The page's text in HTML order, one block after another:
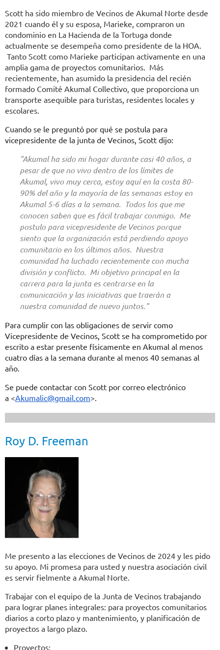
Scott ha sido miembro de Vecinos de Akumal Norte desde
2021 cuando él y su esposa, Marieke, compraron un
condominio en La Hacienda de la Tortuga donde
actualmente se desempeña como presidente de la HOA.
Tanto Scott como Marieke participan activamente en una
amplia gama de proyectos comunitarios. Más
recientemente, han asumido la presidencia del recién
formado Comité Akumal Collectivo, que proporciona un
transporte asequible para turistas, residentes locales y
escolares.
Cuando se le preguntó por qué se postula para
vicepresidente de la junta de Vecinos, Scott dijo:
"Akumal ha sido mi hogar durante casi 40 años, a
pesar de que no vivo dentro de los límites de
Akumal, vivo muy cerca, estoy aquí en la costa 80-
90% del año y la mayoría de las semanas estoy en
Akumal 5-6 días a la semana. Todos los que me
conocen saben que es fácil trabajar conmigo. Me
postulo para vicepresidente de Vecinos porque
siento que la organización está perdiendo apoyo
comunitario en los últimos años. Nuestra
comunidad ha luchado recientemente con mucha
división y conflicto. Mi objetivo principal en la
carrera para la junta es centrarse en la
comunicación y las iniciativas que traerán a
nuestra comunidad de nuevo juntos."
Para cumplir con las obligaciones de servir como
Vicepresidente de Vecinos, Scott se ha comprometido por
escrito a estar presente físicamente en Akumal al menos
cuatro días a la semana durante al menos 40 semanas al
año.
Se puede contactar con Scott por correo electrónico
a <Akumalic@gmail.com>.
Roy D. Freeman
Me presento a las elecciones de Vecinos de 2024 y les pido
su apoyo. Mi promesa para usted y nuestra asociación civil
es servir fielmente a Akumal Norte.
Trabajar con el equipo de la Junta de Vecinos trabajando
para lograr planes integrales: para proyectos comunitarios
diarios a corto plazo y mantenimiento, y planificación de
proyectos a largo plazo.
Proyectos: